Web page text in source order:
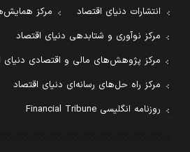
انتشارات دنیای اقتصاد
مرکز
مرکز نوآوری و شتابدهی دنیای اقتصاد
مرکز پژوهش‌های مالی و اقتصادی دنیای
مرکز راه حل‌های رسانه‌ای دنیای اقتصاد
روزنامه انگلیسی Financial Tribune